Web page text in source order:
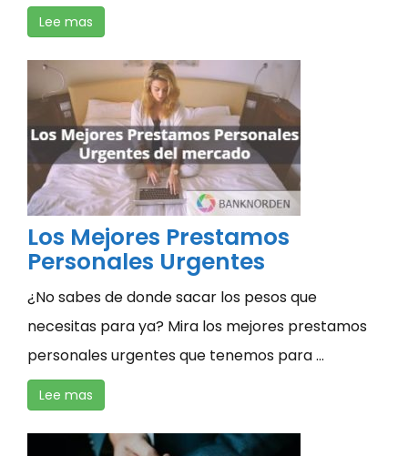
Lee mas
Los Mejores Prestamos
Personales Urgentes
¿No sabes de donde sacar los pesos que
necesitas para ya? Mira los mejores prestamos
personales urgentes que tenemos para ...
Lee mas